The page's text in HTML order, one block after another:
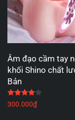
Âm đạo cầm tay
khối Shino chất
Bản
300.000₫